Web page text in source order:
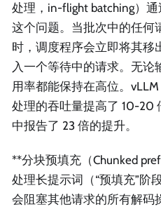
处理，in-flight batching）
这个问题。当批次中的任何
时，调度程序会立即将其移
入一个等待中的请求。无论
用率都能保持在高位。
处理的吞吐量提高了 10-20
中报告了 23 倍的提升。
**分块预填充（Chunked
处理长提示词（“预填充”阶
会阻塞其他请求的所有解码